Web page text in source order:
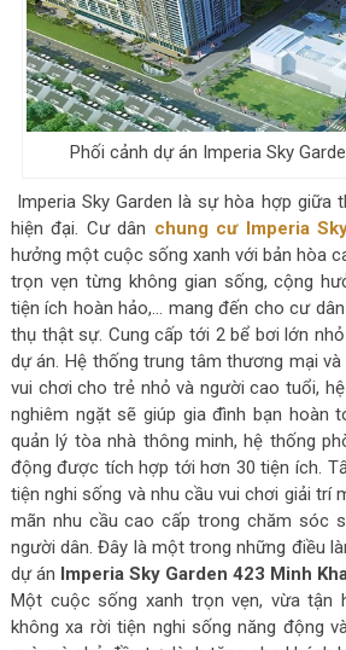
Phối cảnh dự án Imperia Sky
Imperia Sky Garden là sự hòa hợp giữa
hiện đại. Cư dân chung cư Imperia
hưởng một cuộc sống xanh với bản hòa
trọn vẹn từng không gian sống, cộng
tiện ích hoàn hảo,… mang đến cho cư
thụ thật sự. Cung cấp tới 2 bể bơi lớn
dự án. Hệ thống trung tâm thương mại
vui chơi cho trẻ nhỏ và người cao tuổi,
nghiêm ngặt sẽ giúp gia đình bạn hoàn
quản lý tòa nhà thông minh, hệ thống
động được tích hợp tới hơn 30 tiện ích.
tiện nghi sống và nhu cầu vui chơi giải trí
mãn nhu cầu cao cấp trong chăm sóc
người dân. Đây là một trong những điều
dự án Imperia Sky Garden 423 Minh
Một cuộc sống xanh trọn vẹn, vừa tận
không xa rời tiện nghi sống năng động